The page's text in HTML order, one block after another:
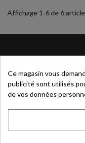
Affichage 1-6 de 6
Ce magasin vous
publicité sont utilisés
de vos données